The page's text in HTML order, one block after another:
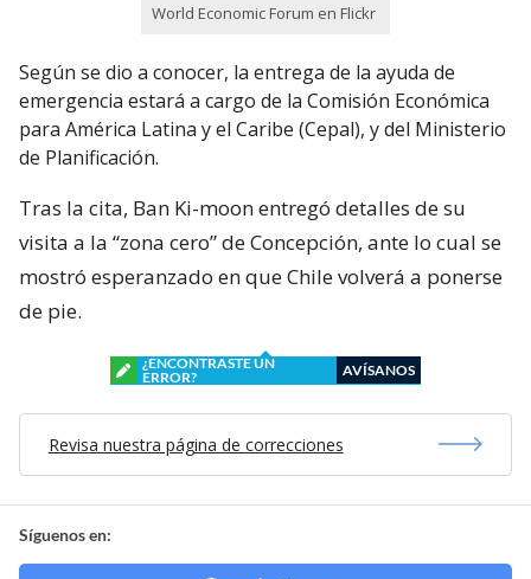
World Economic Forum en Flickr
Según se dio a conocer, la entrega de la ayuda de
emergencia estará a cargo de la Comisión Económica
para América Latina y el Caribe (Cepal), y del Ministerio
de Planificación.
Tras la cita, Ban Ki-moon entregó detalles de su
visita a la “zona cero” de Concepción, ante lo cual se
mostró esperanzado en que Chile volverá a ponerse
de pie.
¿ENCONTRASTE UN
ERROR?
AVÍSANOS
Revisa nuestra página de correcciones
Síguenos en: